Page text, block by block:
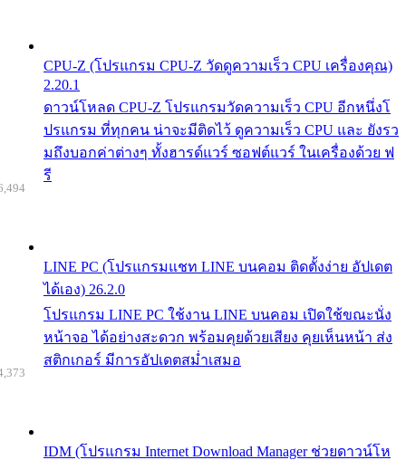
CPU-Z (โปรแกรม CPU-Z วัดดูความเร็ว CPU เครื่องคุณ)
2.20.1
ดาวน์โหลด CPU-Z โปรแกรมวัดความเร็ว CPU อีกหนึ่งโ
ปรแกรม ที่ทุกคน น่าจะมีติดไว้ ดูความเร็ว CPU และ ยังรว
มถึงบอกค่าต่างๆ ทั้งฮารด์แวร์ ซอฟต์แวร์ ในเครื่องด้วย ฟ
รี
LINE PC (โปรแกรมแชท LINE บนคอม ติดตั้งง่าย อัปเดต
ได้เอง) 26.2.0
โปรแกรม LINE PC ใช้งาน LINE บนคอม เปิดใช้ขณะนั่ง
หน้าจอ ได้อย่างสะดวก พร้อมคุยด้วยเสียง คุยเห็นหน้า ส่ง
สติกเกอร์ มีการอัปเดตสม่ำเสมอ
IDM (โปรแกรม Internet Download Manager ช่วยดาวน์โห